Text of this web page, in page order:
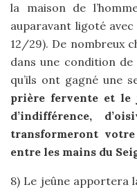
la maison de
auparavant ligoté
12/29). De nombreux
dans une condition
qu’ils ont gagné une
prière fervente et le
d’indifférence,
transformeront
entre les mains du
8) Le jeûne apportera